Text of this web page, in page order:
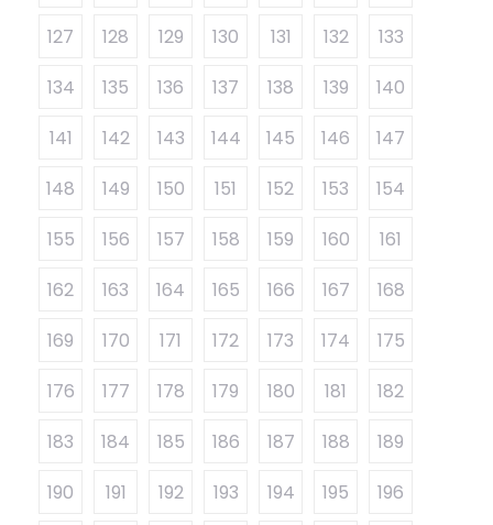
127
128 129 130 131 132
133
134
135 136 137 138 139
140
141
142 143 144 145 146
147
148
149 150 151 152 153
154
155
156 157 158 159 160
161
162
163 164 165 166 167
168
169
170 171 172 173 174
175
176
177 178 179 180 181
182
183
184 185 186 187 188
189
190
191 192 193 194 195
196